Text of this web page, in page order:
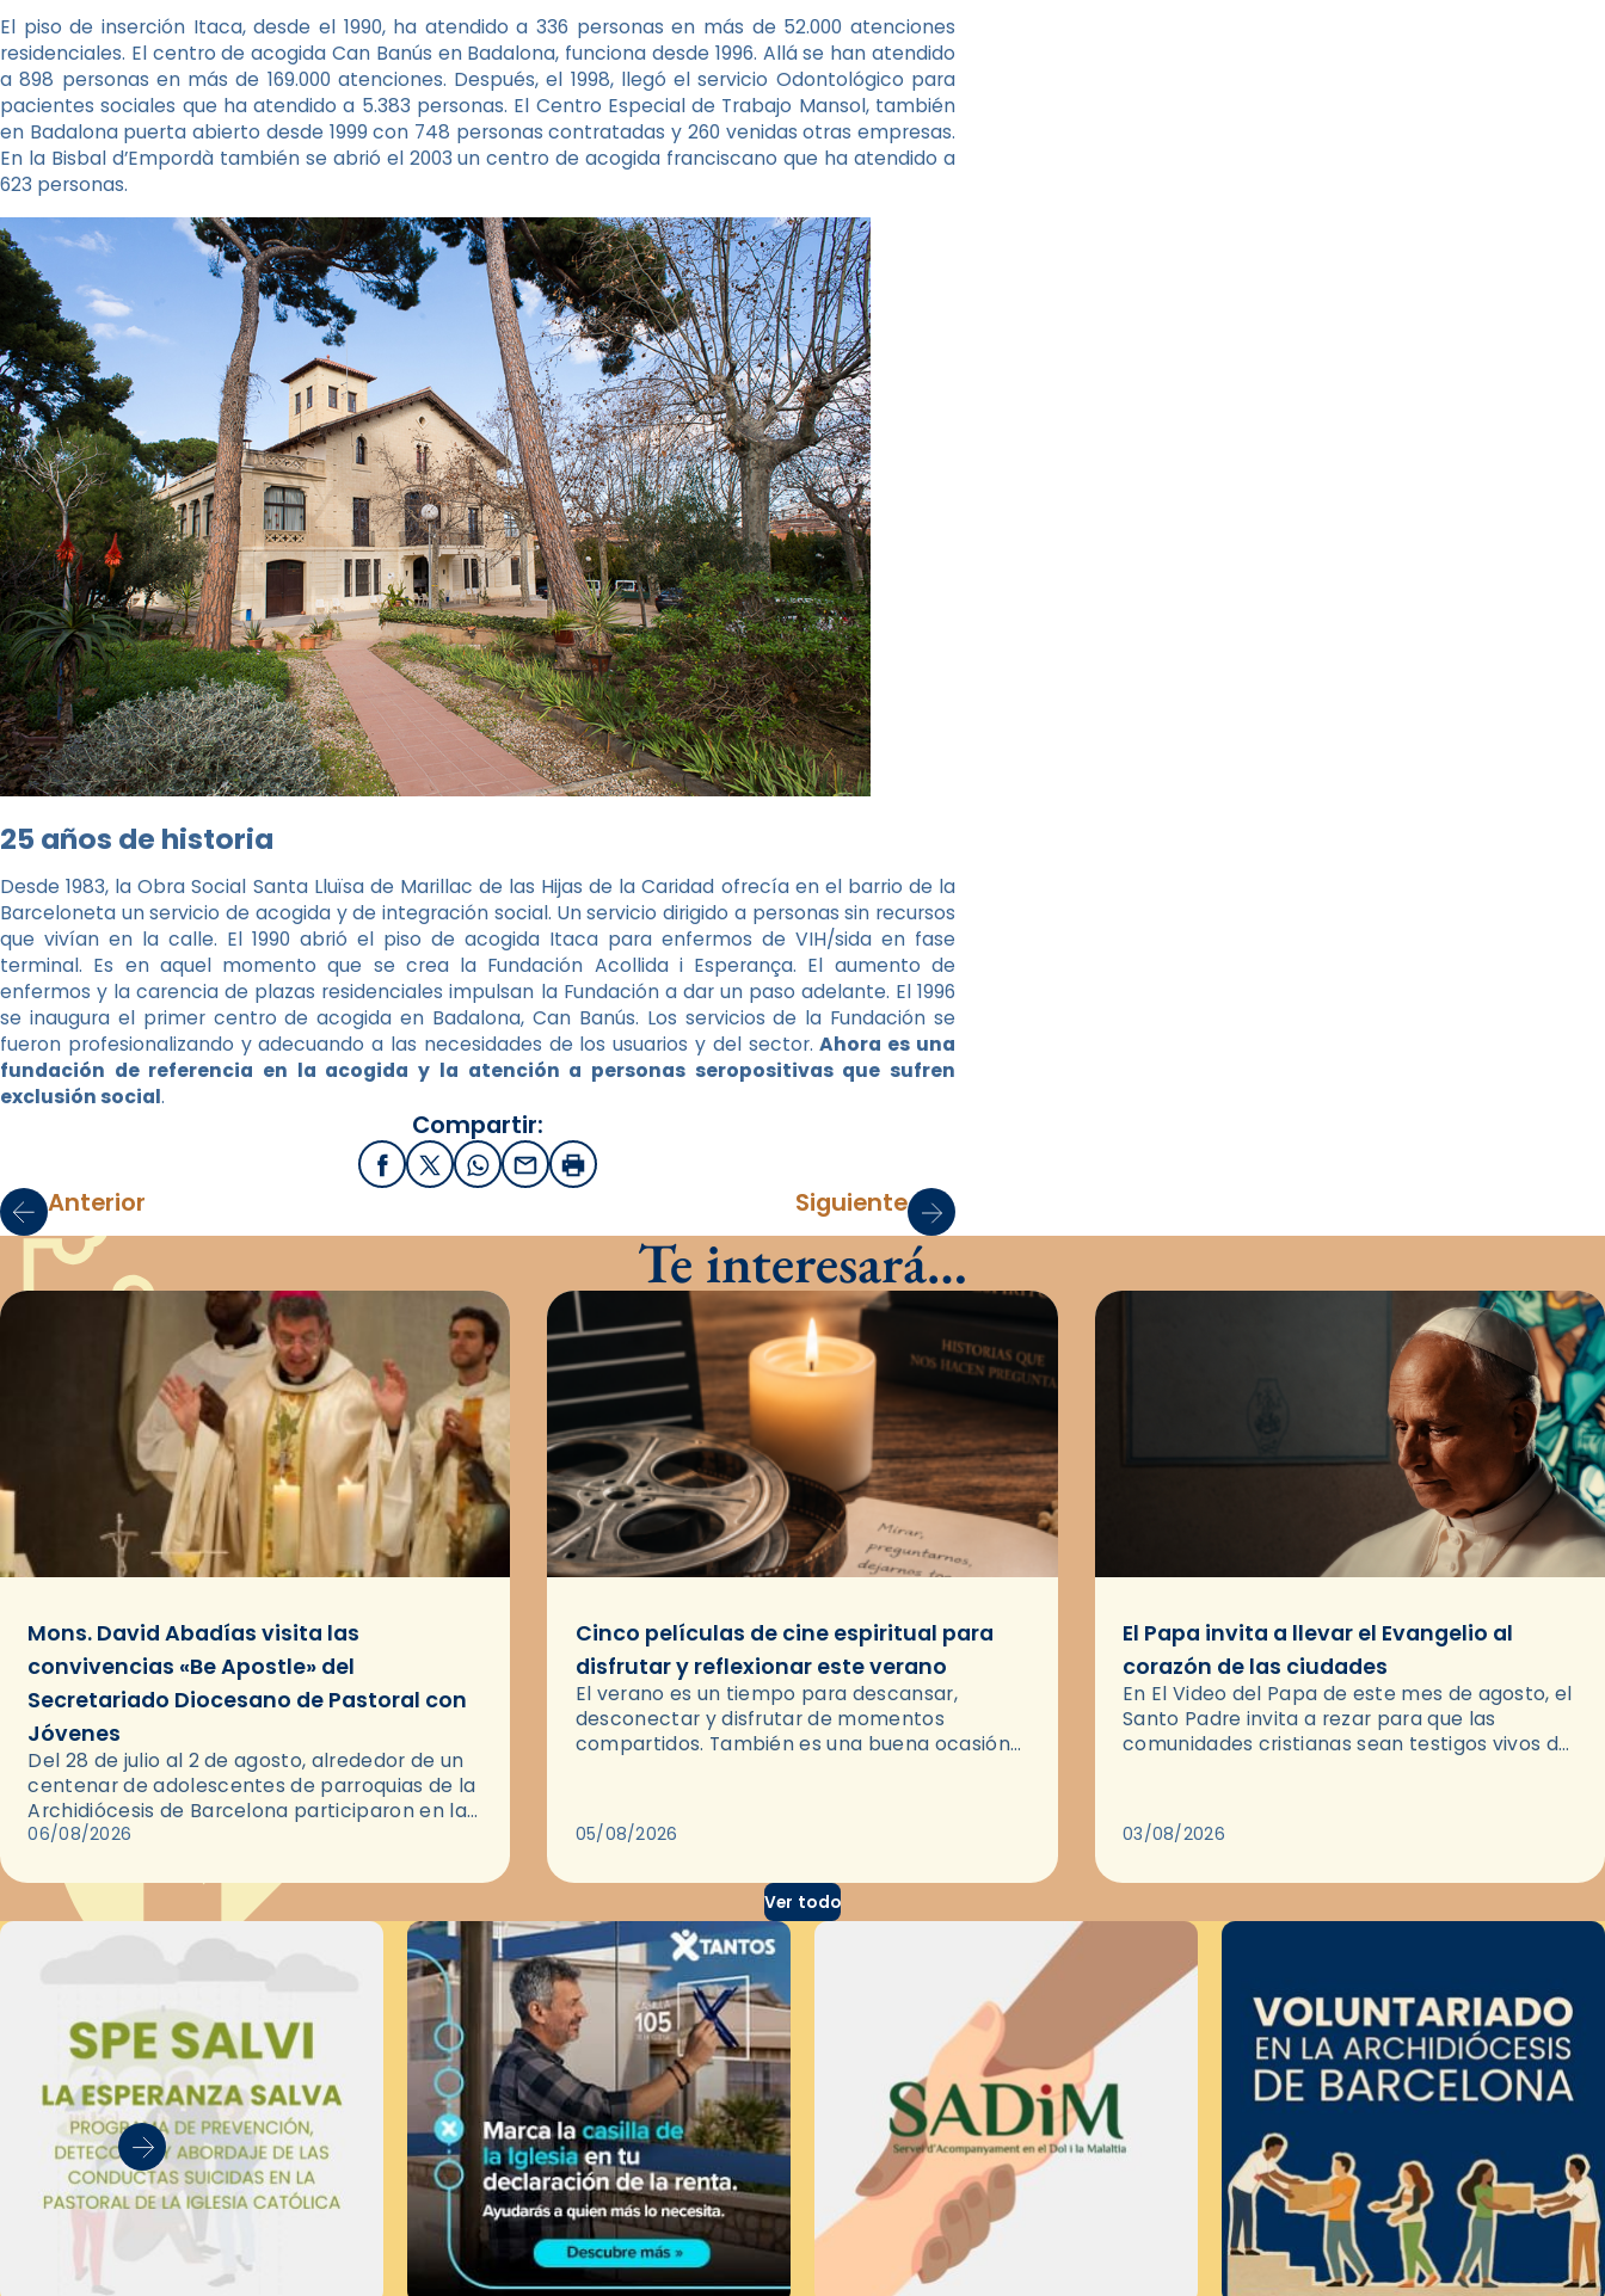
El piso de inserción Itaca, desde el 1990, ha atendido a 336 personas en más de 52.000 atenciones
residenciales. El centro de acogida Can Banús en Badalona, funciona desde 1996. Allá se han atendido
a 898 personas en más de 169.000 atenciones. Después, el 1998, llegó el servicio Odontológico para
pacientes sociales que ha atendido a 5.383 personas. El Centro Especial de Trabajo Mansol, también
en Badalona puerta abierto desde 1999 con 748 personas contratadas y 260 venidas otras empresas.
En la Bisbal d’Empordà también se abrió el 2003 un centro de acogida franciscano que ha atendido a
623 personas.
25 años de historia
Desde 1983, la Obra Social Santa Lluïsa de Marillac de las Hijas de la Caridad ofrecía en el barrio de la
Barceloneta un servicio de acogida y de integración social. Un servicio dirigido a personas sin recursos
que vivían en la calle. El 1990 abrió el piso de acogida Itaca para enfermos de VIH/sida en fase
terminal. Es en aquel momento que se crea la Fundación Acollida i Esperança. El aumento de
enfermos y la carencia de plazas residenciales impulsan la Fundación a dar un paso adelante. El 1996
se inaugura el primer centro de acogida en Badalona, Can Banús. Los servicios de la Fundación se
fueron profesionalizando y adecuando a las necesidades de los usuarios y del sector.Ahora es una
fundación de referencia en la acogida y la atención a personas seropositivas que sufren
exclusión social.
Compartir:
FacebookX / Twitter
WhatsApp
EmailImprimir
Anterior Siguiente
Te interesará…
Mons. David Abadías visita las
convivencias «Be Apostle» del
Secretariado Diocesano de Pastoral con
Jóvenes
Del 28 de julio al 2 de agosto, alrededor de un
centenar de adolescentes de parroquias de la
Archidiócesis de Barcelona participaron en las
convivencias Be Apostle, organizadas por el
06/08/2026
Cinco películas de cine espiritual para
disfrutar y reflexionar este verano
El verano es un tiempo para descansar,
desconectar y disfrutar de momentos
compartidos. También es una buena ocasión
05/08/2026
El Papa invita a llevar el Evangelio al
corazón de las ciudades
En El Video del Papa de este mes de agosto, el
Santo Padre invita a rezar para que las
comunidades cristianas sean testigos vivos del
03/08/2026
Ver todo